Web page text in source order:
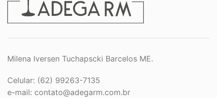
Milena Iversen Tuchapscki Barcelos ME.
Celular: (62) 99263-7135
e-mail: contato@adegarm.com.br